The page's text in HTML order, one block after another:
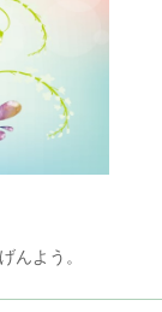
んよう。